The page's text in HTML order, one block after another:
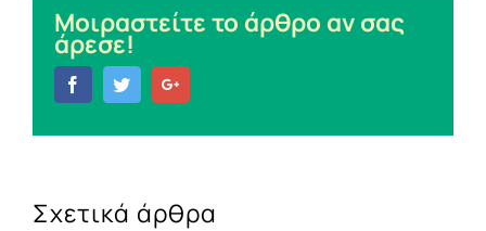
Μοιραστείτε το άρθρο αν σας
άρεσε!
FacebookTwitter
Σχετικά άρθρα